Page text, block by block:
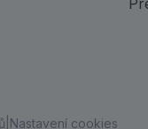
Nastavení cookies